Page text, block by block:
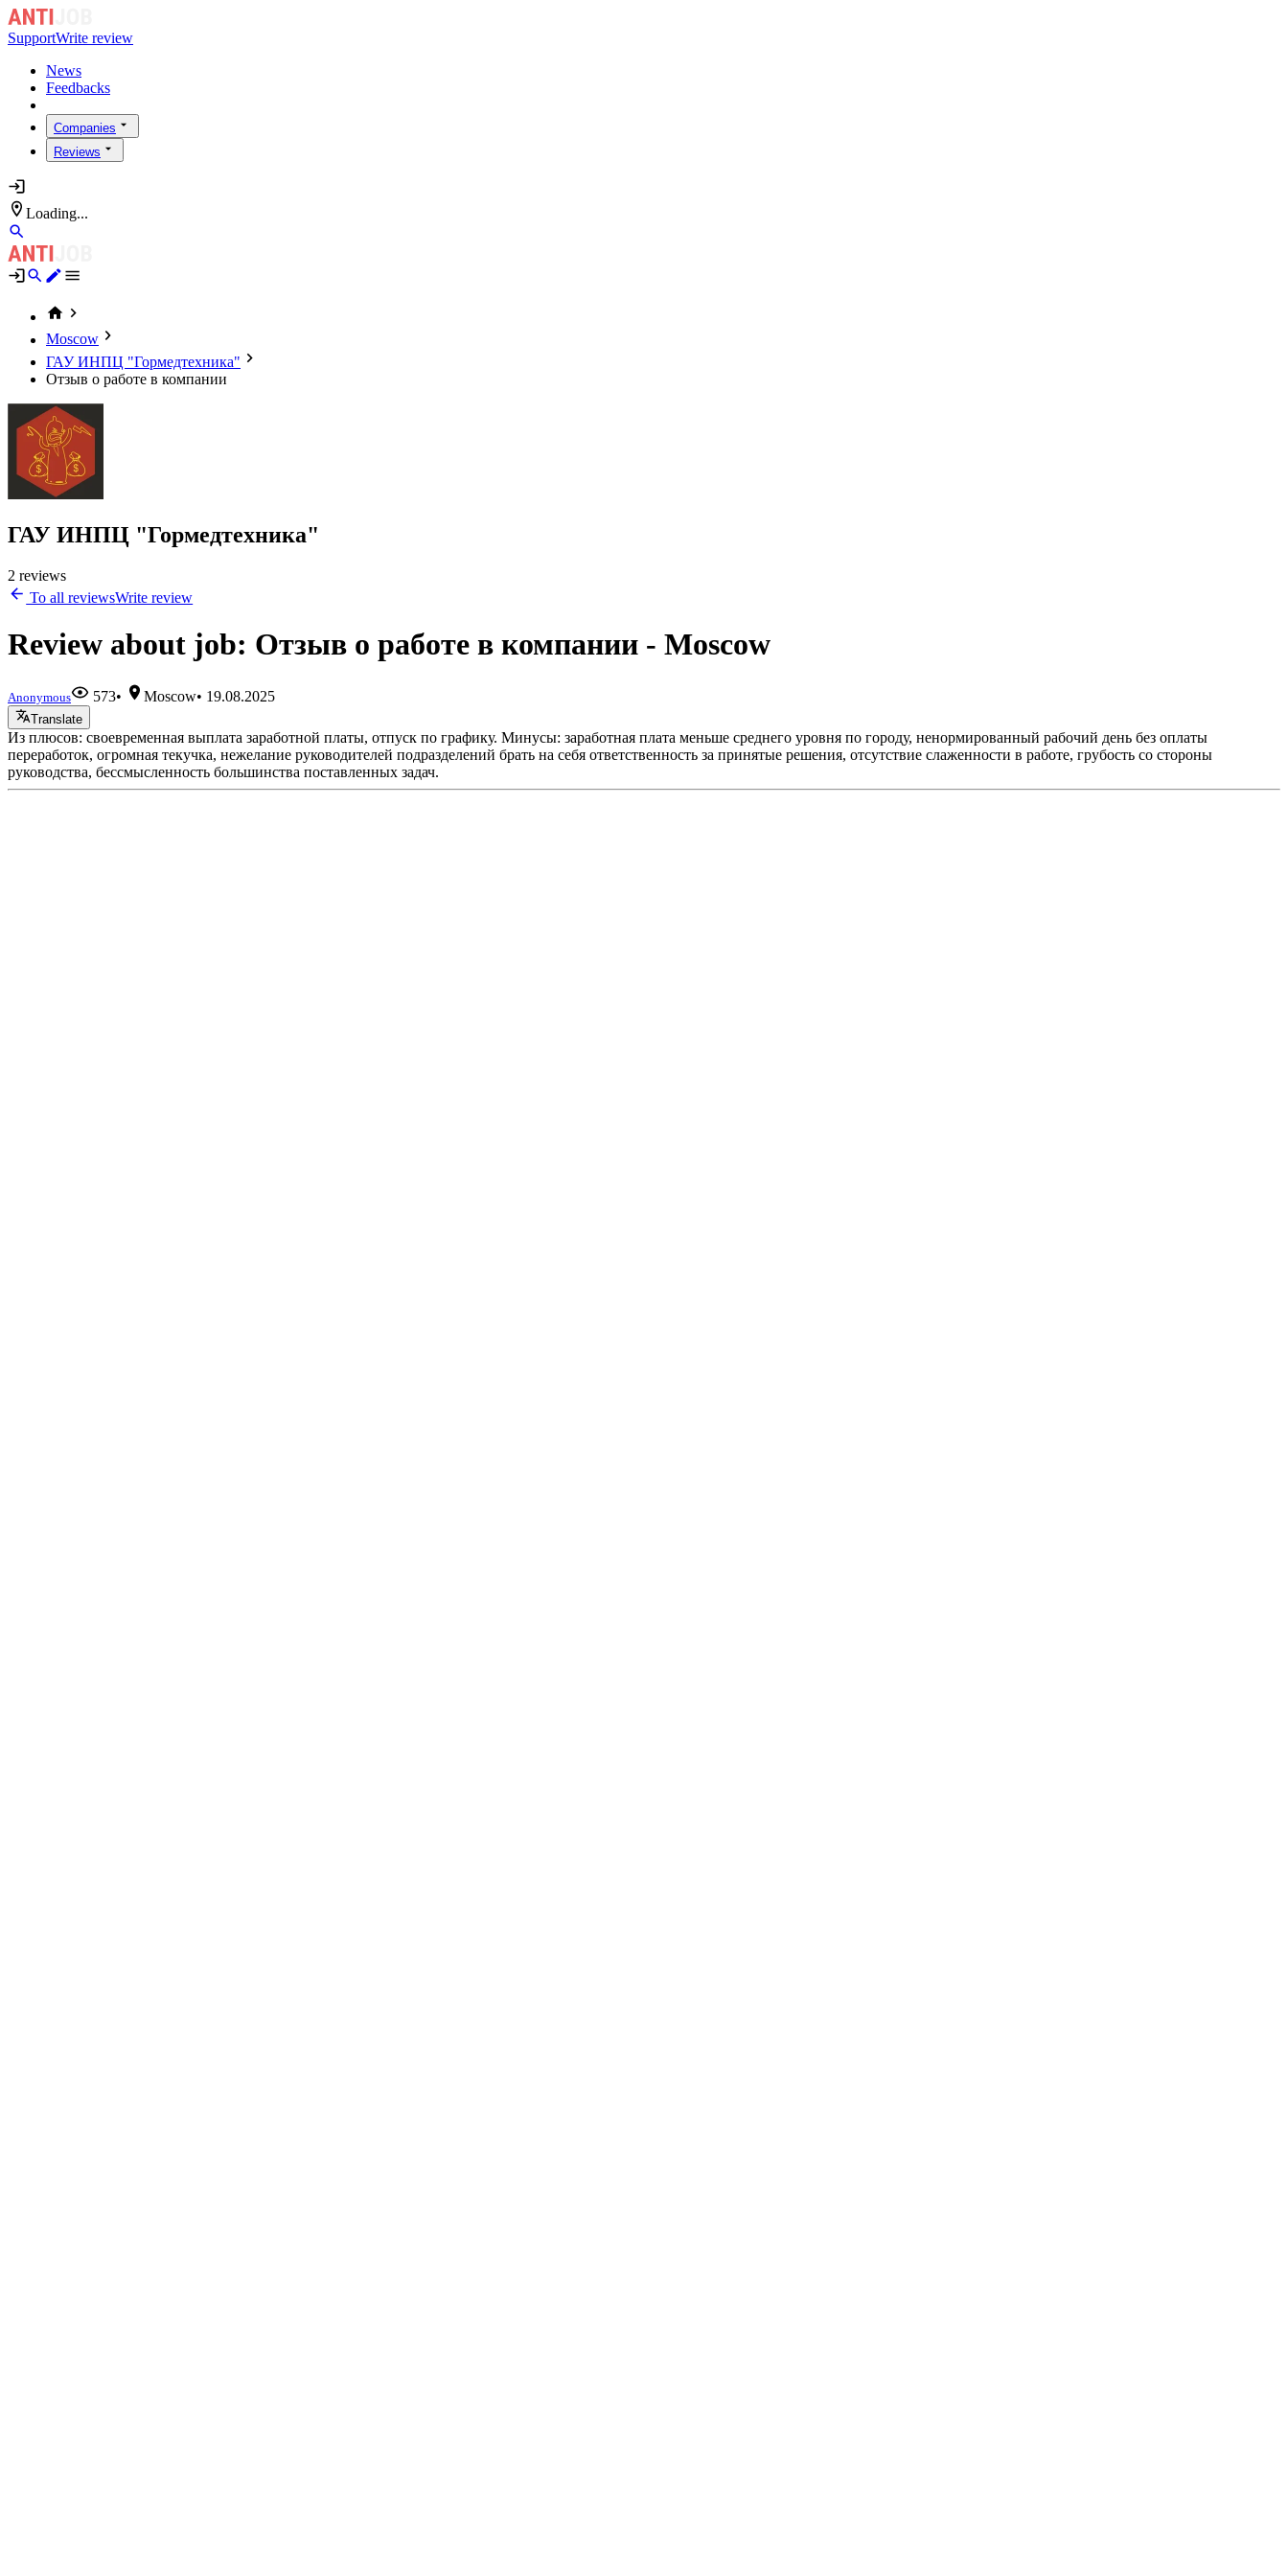
SupportWrite review
News
Feedbacks
Companies
Reviews
Loading...
Moscow
ГАУ ИНПЦ "Гормедтехника"
Отзыв о работе в компании
ГАУ ИНПЦ "Гормедтехника"
2 reviews
To all reviewsWrite review
Review about job: Отзыв о работе в компании - Moscow
Anonymous 573• Moscow• 19.08.2025
Translate
Из плюсов: своевременная выплата заработной платы, отпуск по графику. Минусы: заработная плата меньше среднего уровня по городу, ненормированный рабочий день без оплаты
переработок, огромная текучка, нежелание руководителей подразделений брать на себя ответственность за принятые решения, отсутствие слаженности в работе, грубость со стороны
руководства, бессмысленность большинства поставленных задач.